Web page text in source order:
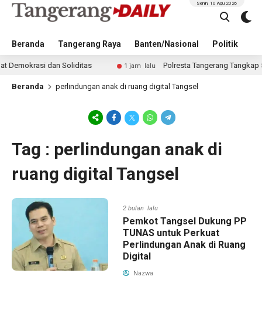
Beranda Tangerang Raya Banten/Nasional Politik
Senin, 10 Agu 2026
dan Soliditas 1 jam lalu Polresta Tangerang Tangkap 5
Beranda perlindungan anak di ruang digital Tangsel
Tag : perlindungan anak di
ruang digital Tangsel
2 bulan lalu
Pemkot Tangsel Dukung PP
TUNAS untuk Perkuat
Perlindungan Anak di Ruang
Digital
Nazwa